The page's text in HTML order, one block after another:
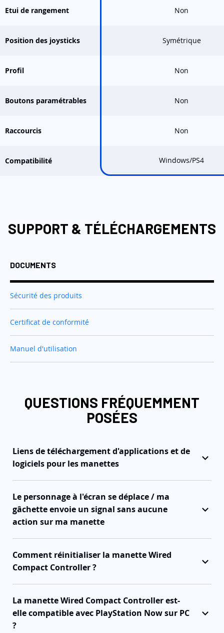
Etui de rangement Non
Position des joysticks Symétrique
Profil Non
Boutons paramétrables Non
Raccourcis Non
Compatibilité Windows/PS4
SUPPORT & TÉLÉCHARGEMENTS
DOCUMENTS
Sécurité des produits
Certificat de conformité
Manuel d'utilisation
QUESTIONS FRÉQUEMMENT
POSÉES
Liens de téléchargement d'applications et de
logiciels pour les manettes
Le personnage à l'écran se déplace / ma
gâchette envoie un signal sans aucune
action sur ma manette
Comment réinitialiser la manette Wired
Compact Controller ?
La manette Wired Compact Controller est-
elle compatible avec PlayStation Now sur PC
?